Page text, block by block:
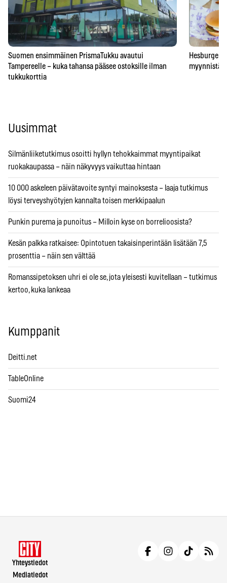
Suomen ensimmäinen PrismaTukku avautui
Tampereelle – kuka tahansa pääsee ostoksille ilman
tukkukorttia
myynnistä
Uusimmat
Silmänliiketutkimus osoitti hyllyn tehokkaimmat myyntipaikat
ruokakaupassa – näin näkyvyys vaikuttaa hintaan
10 000 askeleen päivätavoite syntyi mainoksesta – laaja tutkimus
löysi terveyshyötyjen kannalta toisen merkkipaalun
Punkin purema ja punoitus – Milloin kyse on borrelioosista?
Kesän palkka ratkaisee: Opintotuen takaisinperintään lisätään 7,5
prosenttia – näin sen välttää
Romanssipetoksen uhri ei ole se, jota yleisesti kuvitellaan – tutkimus
kertoo, kuka lankeaa
Kumppanit
Deitti.net
TableOnline
Suomi24
Yhteystiedot
Mediatiedot